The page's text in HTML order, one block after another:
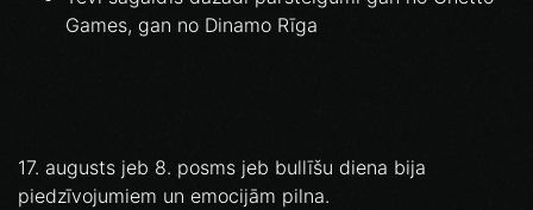
Games, gan no Dinamo Rīga
17. augusts jeb 8. posms jeb bullīšu diena bija
piedzīvojumiem un emocijām pilna.